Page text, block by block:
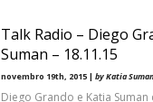
Talk Radio – Diego
Suman – 18.11.15
novembro 19th, 2015 | by Katia Suman
Diego Grando e Katia